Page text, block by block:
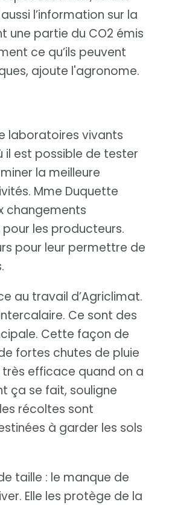
l’information sur la
une partie du CO2 émis
ce qu’ils peuvent
ajoute l'agronome.
laboratoires vivants
il est possible de tester
la meilleure
Mme Duquette
changements
les producteurs.
pour leur permettre de
au travail d’Agriclimat.
Ce sont des
Cette façon de
fortes chutes de pluie
très efficace quand on a
ça se fait, souligne
récoltes sont
à garder les sols
taille : le manque de
Elle les protège de la